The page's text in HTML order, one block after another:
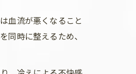
血流が悪くなること
同時に整えるため、